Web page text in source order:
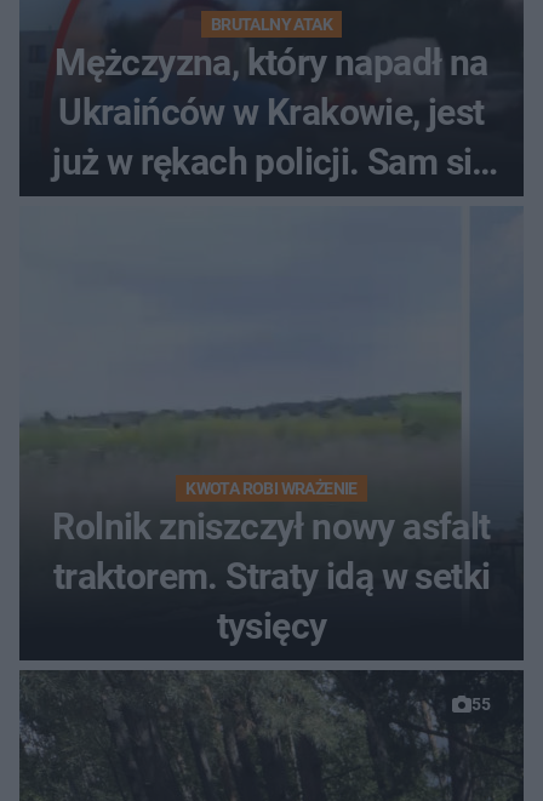
BRUTALNY ATAK
Mężczyzna, który napadł na
Ukraińców w Krakowie, jest
już w rękach policji. Sam się
KWOTA ROBI WRAŻENIE
Rolnik zniszczył nowy asfalt
traktorem. Straty idą w setki
tysięcy
55